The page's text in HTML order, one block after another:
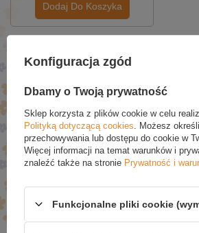
Dodaj Do Koszyka
PROMOCJE
Vanilla Soy Pot of
Konfiguracja zgód
Dbamy o Twoją prywatność
Sklep korzysta z plików cookie w celu
Polityką dotyczącą cookies . Możesz
przechowywania lub dostępu do cookie w
Więcej informacji na temat warunków i
znaleźć także na stronie Prywatność i
Funkcjonalne pliki cookie